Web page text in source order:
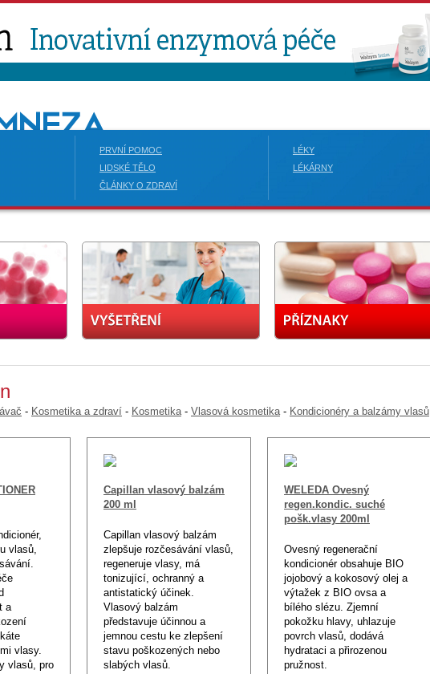
PRVNÍ POMOC
LIDSKÉ TĚLO
ČLÁNKY O ZDRAVÍ
LÉKY
LÉKÁRNY
- Kosmetika a zdraví - Kosmetika - Vlasová kosmetika - Kondicionéry a balzámy vlasů
vlasů,
a
vlasy.
vlasů, pro
Capillan vlasový balzám
200 ml
Capillan vlasový balzám
zlepšuje rozčesávání vlasů,
regeneruje vlasy, má
tonizující, ochranný a
antistatický účinek.
Vlasový balzám
představuje účinnou a
jemnou cestu ke zlepšení
stavu poškozených nebo
slabých vlasů.
WELEDA Ovesný
regen.kondic. suché
pošk.vlasy 200ml
Ovesný regenerační
kondicionér obsahuje BIO
jojobový a kokosový olej a
výtažek z BIO ovsa a
bílého slézu. Zjemní
pokožku hlavy, uhlazuje
povrch vlasů, dodává
hydrataci a přirozenou
pružnost.